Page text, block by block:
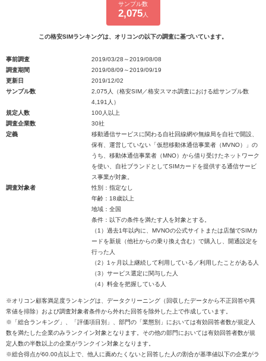
サンプル数
2,075人
この格安SIMランキングは、オリコンの以下の調査に基づいています。
事前調査
2019/03/28～2019/08/08
調査期間
2019/08/09～2019/09/19
更新日
2019/12/02
サンプル数
2,075人（格安SIM／格安スマホ調査における総サンプル数
4,191人）
規定人数
100人以上
調査企業数
30社
定義
移動通信サービスに関わる自社回線網や無線局を自社で開設、
保有、運営していない「仮想移動体通信事業者（MVNO）」の
うち、移動体通信事業者（MNO）から借り受けたネットワーク
を使い、自社ブランドとしてSIMカードを提供する通信サービ
ス事業が対象。
調査対象者
性別：指定なし
年齢：18歳以上
地域：全国
条件：以下の条件を満たす人を対象とする。
（1）過去1年以内に、MVNOの公式サイトまたは店舗でSIMカ
ードを新規（他社からの乗り換え含む）で購入し、開通設定を
行った人
（2）1ヶ月以上継続して利用している／利用したことがある人
（3）サービス選定に関与した人
（4）料金を把握している人
※オリコン顧客満足度ランキングは、データクリーニング（回収したデータから不正回答や異
常値を排除）および調査対象者条件から外れた回答を除外した上で作成しています。
※「総合ランキング」、「評価項目別」、部門の「業態別」においては有効回答者数が規定人
数を満たした企業のみランクイン対象となります。その他の部門においては有効回答者数が規
定人数の半数以上の企業がランクイン対象となります。
※総合得点が60.00点以上で、他人に薦めたくないと回答した人の割合が基準値以下の企業がラ